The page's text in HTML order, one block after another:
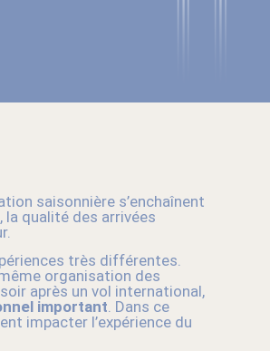
saisonnière s’enchaînent
qualité des arrivées
très différentes.
organisation des
après un vol international,
important. Dans ce
impacter l’expérience du